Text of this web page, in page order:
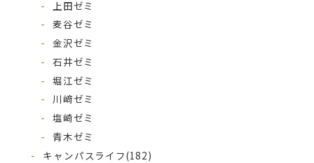
上田ゼミ
麦谷ゼミ
金沢ゼミ
石井ゼミ
堀江ゼミ
川﨑ゼミ
塩崎ゼミ
青木ゼミ
キャンパスライフ(182)